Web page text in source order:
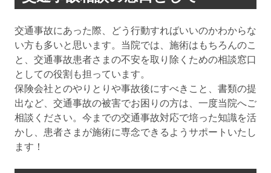
交通事故にあった際、どう行動すればいいのかわからな
い方も多いと思います。当院では、施術はもちろんのこ
と、交通事故患者さまの不安を取り除くための相談窓口
としての役割も担っています。
保険会社とのやりとりや事故後にすべきこと、書類の提
出など、交通事故の被害でお困りの方は、一度当院へご
相談ください。今までの交通事故対応で培った知識を活
かし、患者さまが施術に専念できるようサポートいたし
ます！